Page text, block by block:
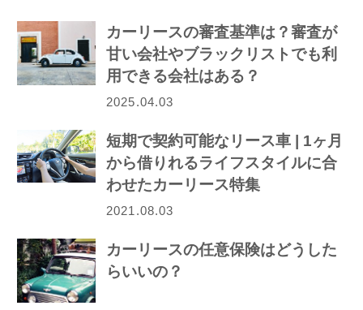
カーリースの審査基準は？審査が
甘い会社やブラックリストでも利
用できる会社はある？
2025.04.03
短期で契約可能なリース車 | 1ヶ月
から借りれるライフスタイルに合
わせたカーリース特集
2021.08.03
カーリースの任意保険はどうした
らいいの？